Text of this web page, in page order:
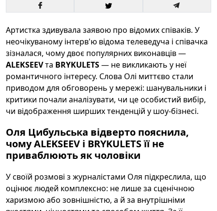
Артистка здивувала заявою про відомих співаків. У
неочікуваному інтерв'ю відома телеведуча і співачка
зізналася, чому двоє популярних виконавців —
ALEKSEEVта BRYKULETS— не викликають у неї
романтичного інтересу. Слова Олі миттєво стали
приводом для обговорень у мережі: шанувальники і
критики почали аналізувати, чи це особистий вибір,
чи відображення ширших тенденцій у шоу-бізнесі.
Оля Цибульська відверто пояснила,
чому ALEKSEEV і BRYKULETS її не
приваблюють як чоловіки
У своїй розмові з журналістами Оля підкреслила, що
оцінює людей комплексно: не лише за сценічною
харизмою або зовнішністю, а й за внутрішніми